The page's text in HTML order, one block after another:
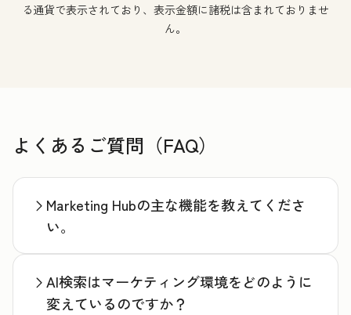
る通貨で表示されており、表示金額に諸税は含まれておりませ
ん。
よくあるご質問（FAQ）
Marketing Hubの主な機能を教えてくださ
い。
AI検索はマーケティング環境をどのように
変えているのですか？